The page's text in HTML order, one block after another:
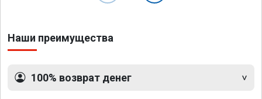
Наши преимущества
100% возврат денег